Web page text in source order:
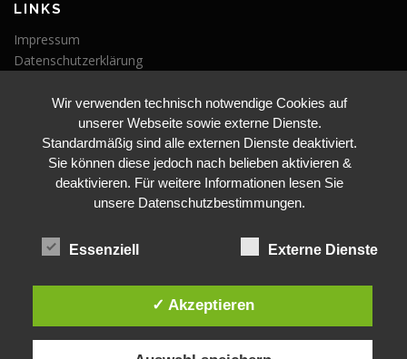
LINKS
Impressum
Datenschutzerklärung
VERANSTALTUNGEN
Veranstaltungen
Wir verwenden technisch notwendige Cookies auf
unserer Webseite sowie externe Dienste.
Standardmäßig sind alle externen Dienste deaktiviert.
Sie können diese jedoch nach belieben aktivieren &
deaktivieren. Für weitere Informationen lesen Sie
unsere Datenschutzbestimmungen.
Essenziell Externe Dienste
✓ Akzeptieren